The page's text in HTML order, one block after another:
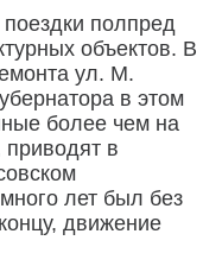
полпред
объектов. В
ул. М.
в этом
более чем на
в
лет был без
движение